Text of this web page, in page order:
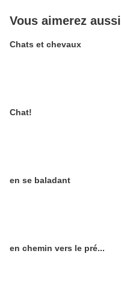
Vous aimerez aussi
Chats et chevaux
Chat!
en se baladant
en chemin vers le pré...